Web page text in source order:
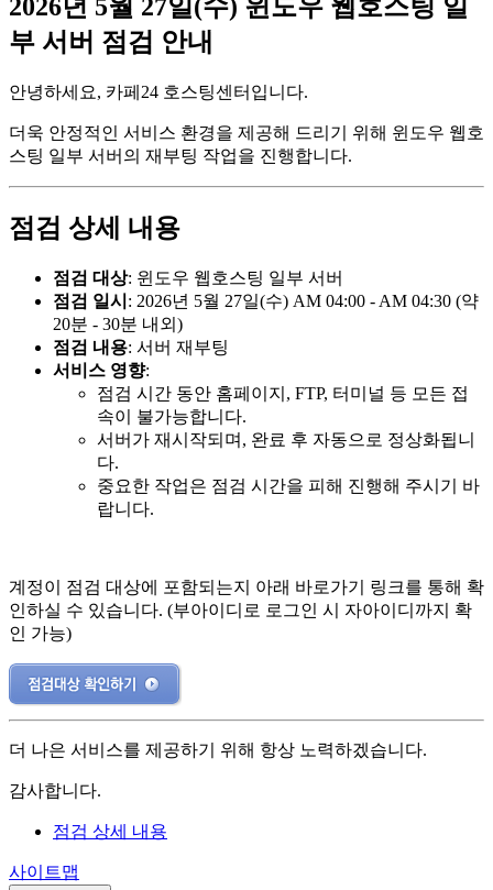
2026년 5월 27일(수) 윈도우 웹호스팅 일
부 서버 점검 안내
안녕하세요, 카페24 호스팅센터입니다.
더욱 안정적인 서비스 환경을 제공해 드리기 위해 윈도우 웹호
스팅 일부 서버의 재부팅 작업을 진행합니다.
점검 상세 내용
점검 대상: 윈도우 웹호스팅 일부 서버
점검 일시 : 2026년 5월 27일(수) AM 04:00 - AM 04:30 (약
20분 - 30분 내외)
점검 내용: 서버 재부팅
서비스 영향:
점검 시간 동안 홈페이지, FTP, 터미널 등 모든 접
속이 불가능합니다.
서버가 재시작되며, 완료 후 자동으로 정상화됩니
다.
중요한 작업은 점검 시간을 피해 진행해 주시기 바
랍니다.
계정이 점검 대상에 포함되는지 아래 바로가기 링크를 통해 확
인하실 수 있습니다. (부아이디로 로그인 시 자아이디까지 확
인 가능)
더 나은 서비스를 제공하기 위해 항상 노력하겠습니다.
감사합니다.
점검 상세 내용
사이트맵